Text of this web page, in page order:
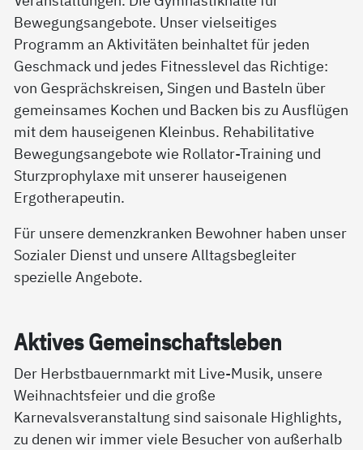
Bewegungsangebote. Unser vielseitiges
Programm an Aktivitäten beinhaltet für jeden
Geschmack und jedes Fitnesslevel das Richtige:
von Gesprächskreisen, Singen und Basteln über
gemeinsames Kochen und Backen bis zu Ausflügen
mit dem hauseigenen Kleinbus. Rehabilitative
Bewegungsangebote wie Rollator-Training und
Sturzprophylaxe mit unserer hauseigenen
Ergotherapeutin.
Für unsere demenzkranken Bewohner haben unser
Sozialer Dienst und unsere Alltagsbegleiter
spezielle Angebote.
Ak­ti­ves Ge­mein­schafts­le­ben
Der Herbstbauernmarkt mit Live-Musik, unsere
Weihnachtsfeier und die große
Karnevalsveranstaltung sind saisonale Highlights,
zu denen wir immer viele Besucher von außerhalb